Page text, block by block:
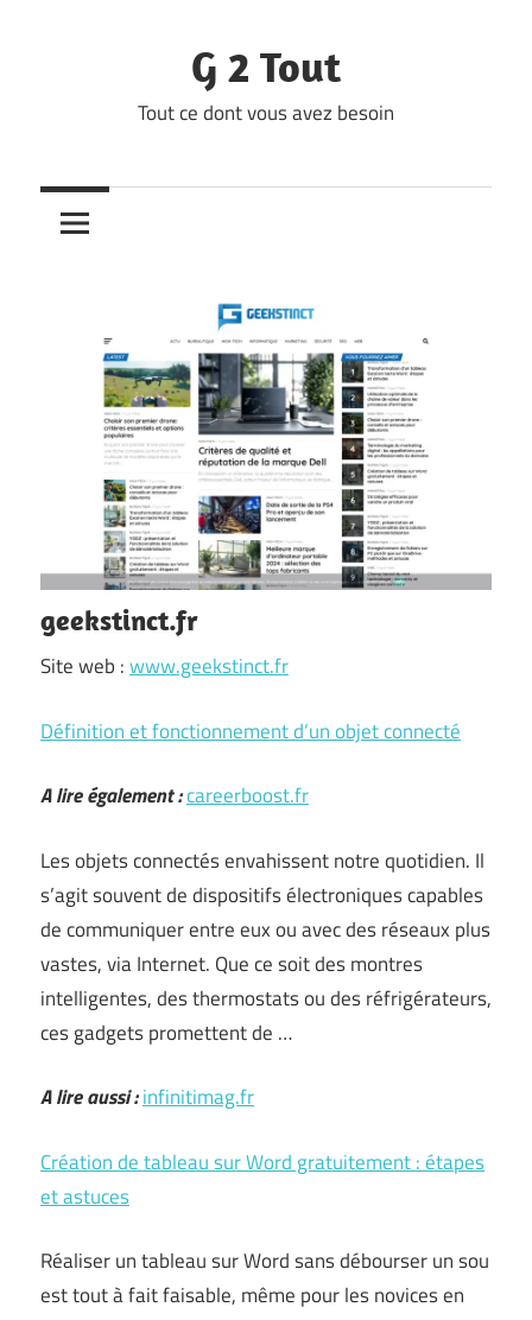
G 2 Tout
Tout ce dont vous avez besoin
geekstinct.fr
Site web :www.geekstinct.fr
Définition et fonctionnement d’un objet connecté
A lire également :careerboost.fr
Les objets connectés envahissent notre quotidien. Il
s’agit souvent de dispositifs électroniques capables
de communiquer entre eux ou avec des réseaux plus
vastes, via Internet. Que ce soit des montres
intelligentes, des thermostats ou des réfrigérateurs,
ces gadgets promettent de …
A lire aussi :infinitimag.fr
Création de tableau sur Word gratuitement : étapes
et astuces
Réaliser un tableau sur Word sans débourser un sou
est tout à fait faisable, même pour les novices en